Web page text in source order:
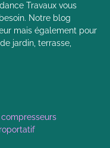
Travaux vous
Notre blog
mais également pour
jardin, terrasse,